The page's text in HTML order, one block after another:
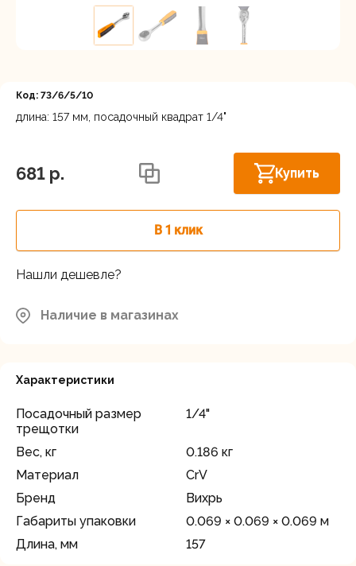
Код: 73/6/5/10
длина: 157 мм, посадочный квадрат 1/4"
681 p. Купить
В 1 клик
Нашли дешевле?
Наличие в магазинах
Характеристики
Посадочный размер
трещотки
1/4"
Вес, кг
0.186 кг
Материал
CrV
Бренд
Вихрь
Габариты упаковки
0.069 × 0.069 × 0.069 м
Длина, мм
157